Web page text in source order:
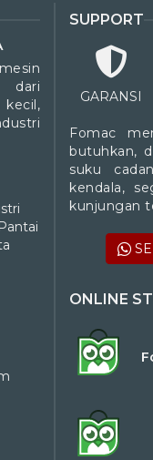
dari
kecil,
SUPPORT
GARANSI
Fomac
butuhkan,
suku
kendala,
kunjungan
ONLINE